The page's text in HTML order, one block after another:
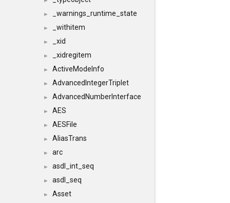
► _warnings_runtime_state
► _withitem
► _xid
► _xidregitem
► ActiveModeInfo
► AdvancedIntegerTriplet
► AdvancedNumberInterface
► AES
► AESFile
► AliasTrans
► arc
► asdl_int_seq
► asdl_seq
► Asset